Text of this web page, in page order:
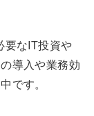
要なIT投資や
導入や業務効
です。